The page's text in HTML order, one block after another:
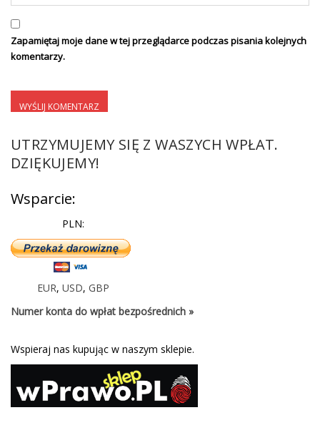
Zapamiętaj moje dane w tej przeglądarce podczas pisania kolejnych
komentarzy.
UTRZYMUJEMY SIĘ Z WASZYCH WPŁAT.
DZIĘKUJEMY!
Wsparcie:
PLN:
EUR, USD, GBP
Numer konta do wpłat bezpośrednich »
Wspieraj nas kupując w naszym sklepie.